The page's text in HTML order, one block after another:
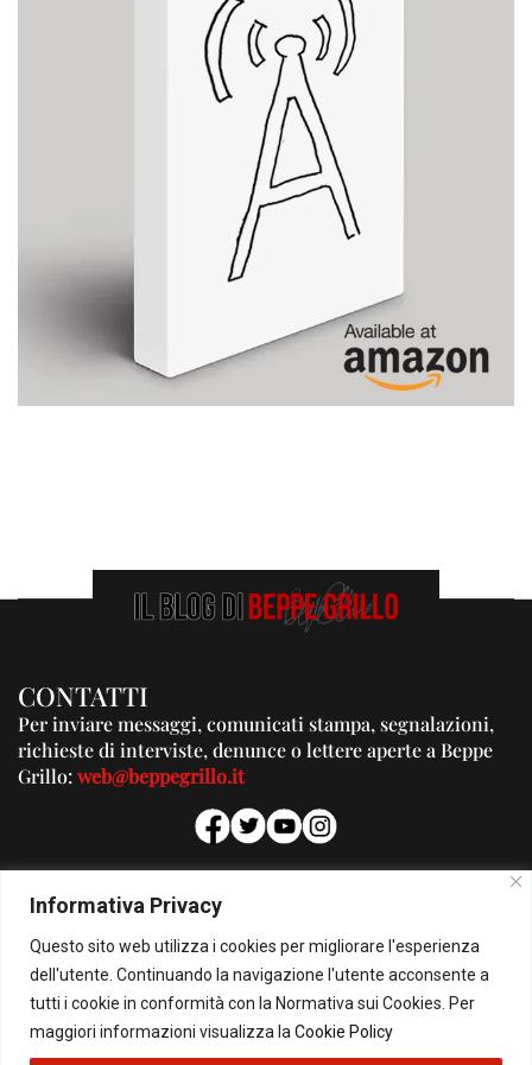
Informativa Privacy
Questo sito web utilizza i cookies per migliorare l'esperienza
dell'utente. Continuando la navigazione l'utente acconsente a
tutti i cookie in conformità con la Normativa sui Cookies. Per
maggiori informazioni visualizza la Cookie Policy
CONTATTI
Per inviare messaggi, comunicati stampa, segnalazioni,
richieste di interviste, denunce o lettere aperte a Beppe
Grillo:web@beppegrillo.it
PUBBLICITA'
Per la tua pubblicità su questo Blog:
pubblicita@beppegrillo.it